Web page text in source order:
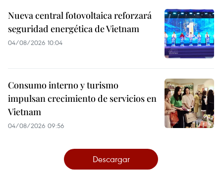
Nueva central fotovoltaica reforzará
seguridad energética de Vietnam
04/08/2026 10:04
Consumo interno y turismo
impulsan crecimiento de servicios en
Vietnam
04/08/2026 09:56
Descargar